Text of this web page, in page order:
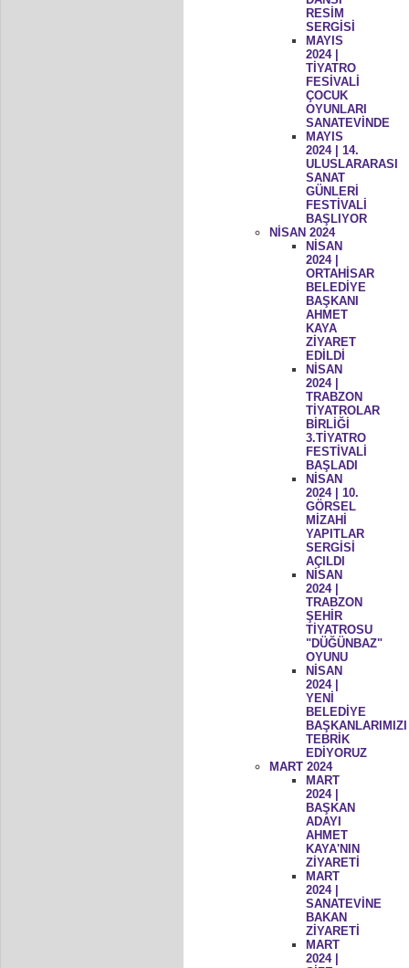
RESİM
SERGİSİ
MAYIS
2024 |
TİYATRO
FESİVALİ
ÇOCUK
OYUNLARI
SANATEVİNDE
MAYIS
2024 | 14.
ULUSLARARASI
SANAT
GÜNLERİ
FESTİVALİ
BAŞLIYOR
NİSAN 2024
NİSAN
2024 |
ORTAHİSAR
BELEDİYE
BAŞKANI
AHMET
KAYA
ZİYARET
EDİLDİ
NİSAN
2024 |
TRABZON
TİYATROLAR
BİRLİĞİ
3.TİYATRO
FESTİVALİ
BAŞLADI
NİSAN
2024 | 10.
GÖRSEL
MİZAHİ
YAPITLAR
SERGİSİ
AÇILDI
NİSAN
2024 |
TRABZON
ŞEHİR
TİYATROSU
"DÜĞÜNBAZ"
OYUNU
NİSAN
2024 |
YENİ
BELEDİYE
BAŞKANLARIMIZI
TEBRİK
EDİYORUZ
MART 2024
MART
2024 |
BAŞKAN
ADAYI
AHMET
KAYA'NIN
ZİYARETİ
MART
2024 |
SANATEVİNE
BAKAN
ZİYARETİ
MART
2024 |